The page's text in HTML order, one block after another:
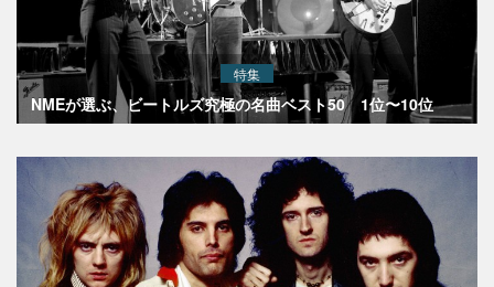
特集
NMEが選ぶ、ビートルズ究極の名曲ベスト50 1位〜10位